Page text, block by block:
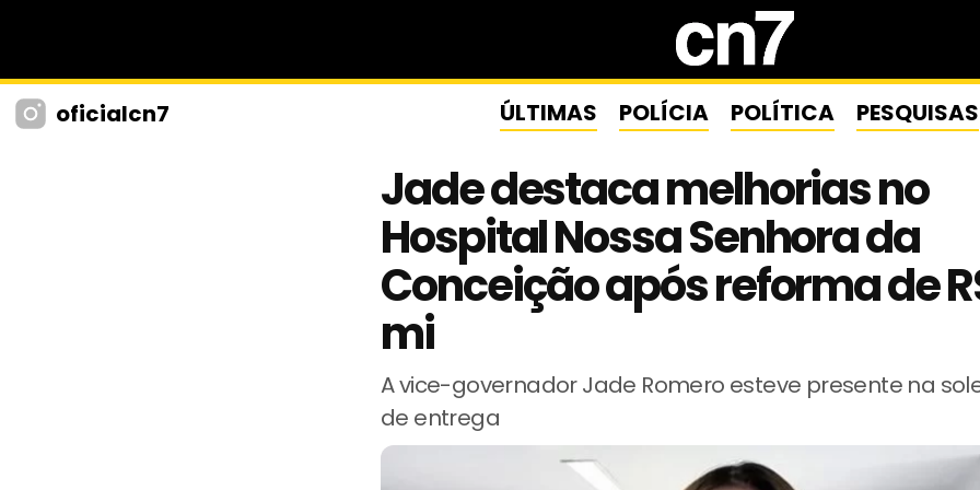
oficialcn7 ÚLTIMAS POLÍCIA POLÍTICA PESQUISAS
Jade destaca melhorias no
Hospital Nossa Senhora da
Conceição após reforma de
mi
A vice-governador Jade Romero esteve presente na
de entrega